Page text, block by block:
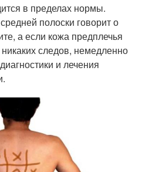
в пределах нормы.
полоски говорит о
а если кожа предплечья
следов, немедленно
и лечения